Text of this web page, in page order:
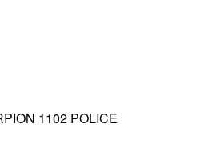
1102 POLICE